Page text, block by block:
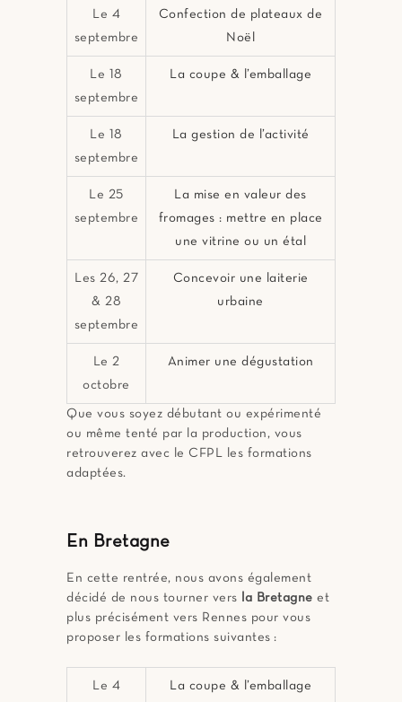
Le 4
septembre
Confection de plateaux de
Noël
Le 18
septembre
La coupe & l’emballage
Le 18
septembre
La gestion de l’activité
Le 25
septembre
La mise en valeur des
fromages : mettre en place
une vitrine ou un étal
Les 26, 27
& 28
septembre
Concevoir une laiterie
urbaine
Le 2
octobre
Animer une dégustation
Que vous soyez débutant ou expérimenté
ou même tenté par la production, vous
retrouverez avec le CFPL les formations
adaptées.
En Bretagne
En cette rentrée, nous avons également
décidé de nous tourner vers
la Bretagne et
plus précisément vers Rennes pour vous
proposer les formations suivantes :
Le 4
La coupe & l’emballage